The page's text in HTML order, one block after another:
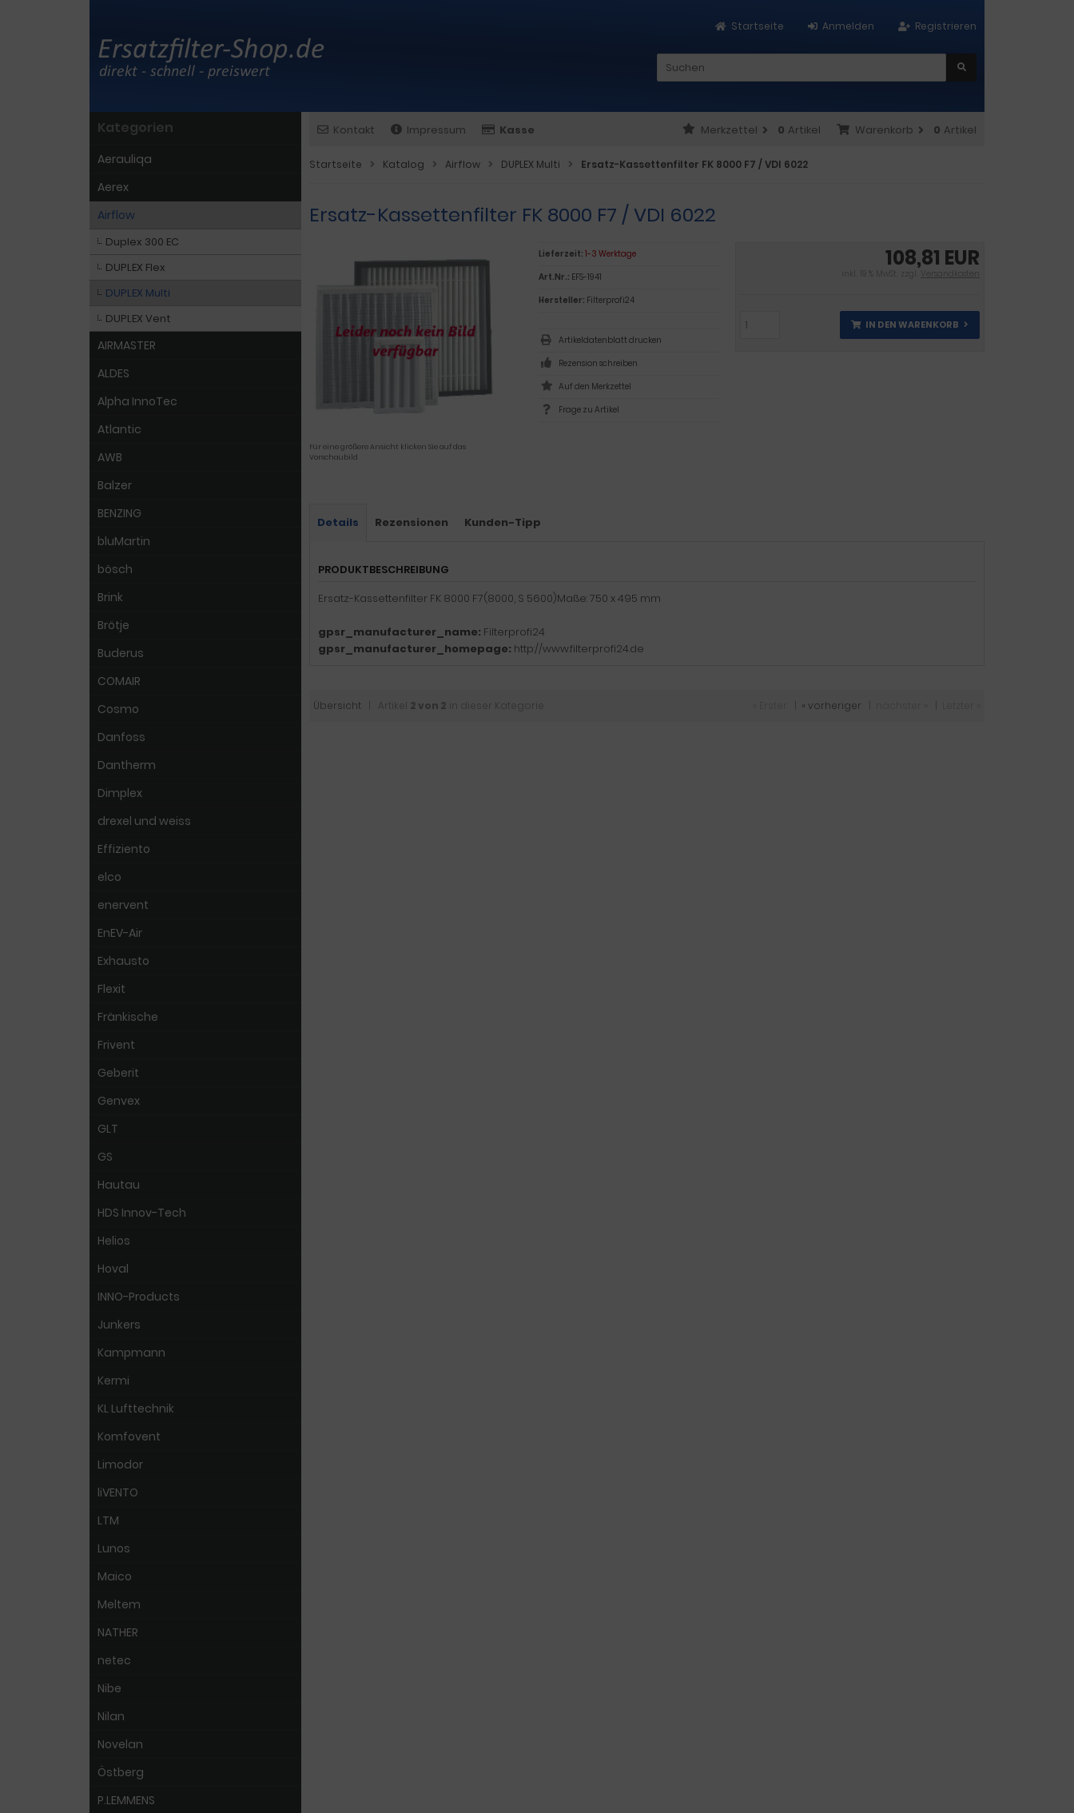
Registrieren
Anmelden
Startseite
Kontakt Impressum Kasse Warenkorb 0 Artikel
Merkzettel 0 Artikel
Startseite Katalog Airflow DUPLEX Multi Ersatz-Kassettenfilter FK 8000 F7 / VDI 6022
Ersatz-Kassettenfilter FK 8000 F7 / VDI 6022
Für eine größere Ansicht klicken Sie auf das
Vorschaubild
108,81 EUR
inkl. 19 % MwSt. zzgl. Versandkosten
IN DEN WARENKORB
Lieferzeit: 1-3 Werktage
Art.Nr.: EFS-1941
Hersteller: Filterprofi24
Artikeldatenblatt drucken
Rezension schreiben
Frage zu Artikel
Details Rezensionen Kunden-Tipp
PRODUKTBESCHREIBUNG
Ersatz-Kassettenfilter FK 8000 F7(8000, S 5600)Maße: 750 x 495 mm
gpsr_manufacturer_name: Filterprofi24
gpsr_manufacturer_homepage: http://www.filterprofi24.de
Übersicht | Artikel 2 von 2 in dieser Kategorie « vorheriger
Kategorien
Aerauliqa
Aerex
Airflow
Duplex 300 EC
DUPLEX Flex
DUPLEX Multi
DUPLEX Vent
AIRMASTER
ALDES
Alpha InnoTec
Atlantic
AWB
Balzer
BENZING
bluMartin
bösch
Brink
Brötje
Buderus
COMAIR
Cosmo
Danfoss
Dantherm
Dimplex
drexel und weiss
Effiziento
elco
enervent
EnEV-Air
Exhausto
Flexit
Fränkische
Frivent
Geberit
Genvex
GLT
GS
Hautau
HDS Innov-Tech
Helios
Hoval
INNO-Products
Junkers
Kampmann
Kermi
KL Lufttechnik
Komfovent
Limodor
liVENTO
LTM
Lunos
Maico
Meltem
NATHER
netec
Nibe
Nilan
Novelan
Östberg
P.LEMMENS